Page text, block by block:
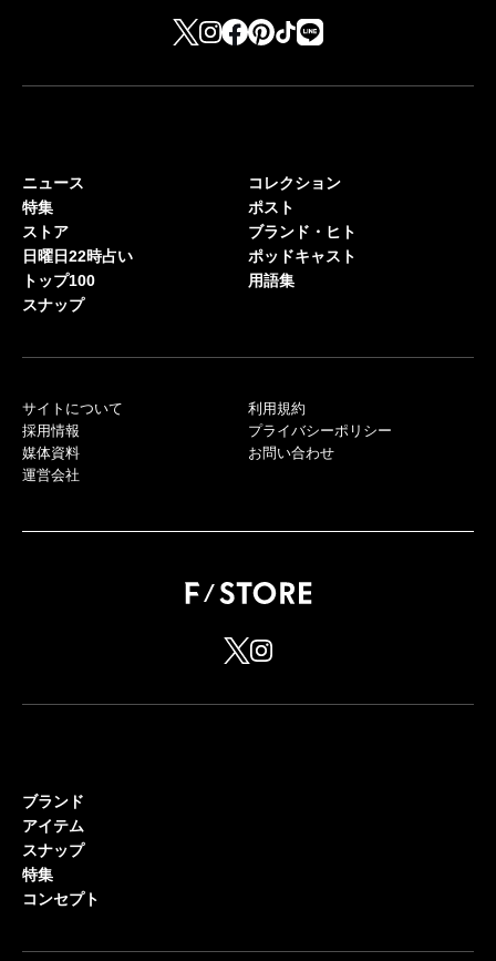
ニュース
特集
ストア
日曜日22時占い
トップ100
スナップ
コレクション
ポスト
ブランド・ヒト
ポッドキャスト
用語集
サイトについて
採用情報
媒体資料
運営会社
利用規約
プライバシーポリシー
お問い合わせ
ブランド
アイテム
スナップ
特集
コンセプト